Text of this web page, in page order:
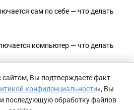
сам по себе — что делать
компьютер — что делать
с флешки 0
папку в Windows 11
Вы подтверждаете факт
конфиденциальности», Вы
и последующую обработку файлов